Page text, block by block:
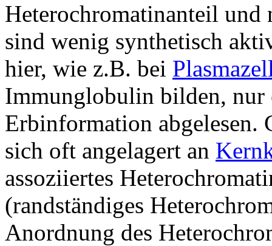
Heterochromatinanteil
sind wenig synthetisch
hier, wie z.B. bei
Immunglobulin bilden, nur
Erbinformation abgelesen.
sich oft angelagert an
assoziiertes
(randständiges
Anordnung des